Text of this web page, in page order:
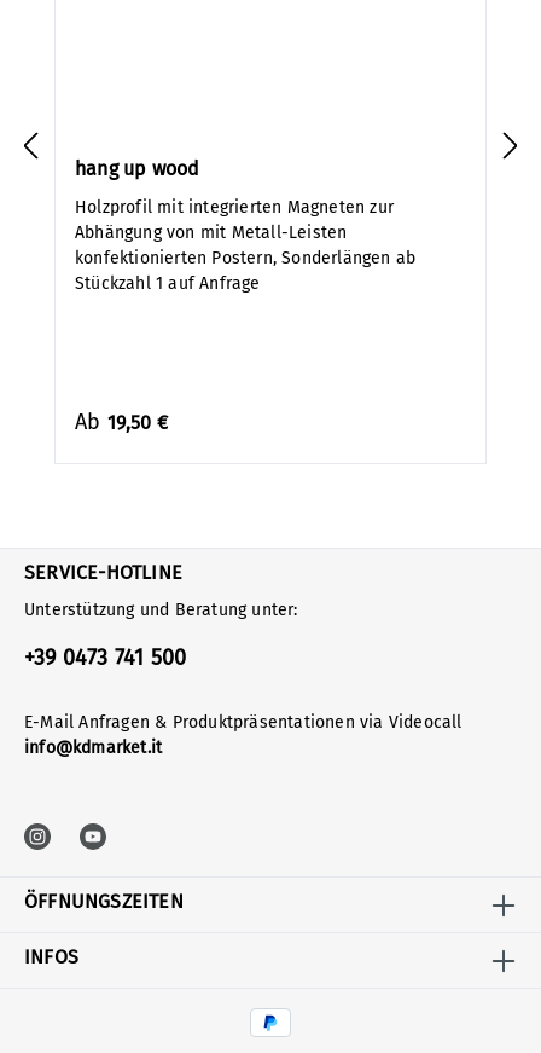
hang up wood
Holzprofil mit integrierten Magneten zur
Abhängung von mit Metall-Leisten
konfektionierten Postern, Sonderlängen ab
Stückzahl 1 auf Anfrage
Ab 19,50 €
SERVICE-HOTLINE
Unterstützung und Beratung unter:
+39 0473 741 500
E-Mail Anfragen & Produktpräsentationen via Videocall
info@kdmarket.it
ÖFFNUNGSZEITEN
INFOS